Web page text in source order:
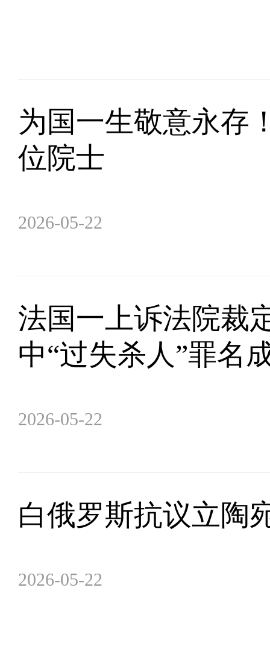
为国一生敬意永存
位院士
2026-05-22
法国一上诉法院裁
中“过失杀人”罪名
2026-05-22
白俄罗斯抗议立陶
2026-05-22